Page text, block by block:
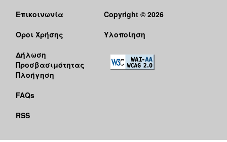
Επικοινωνία
Όροι Χρήσης
Δήλωση
Προσβασιμότητας
Πλοήγηση
FAQs
RSS
Copyright © 2026
Υλοποίηση